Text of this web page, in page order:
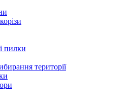
пилки
території